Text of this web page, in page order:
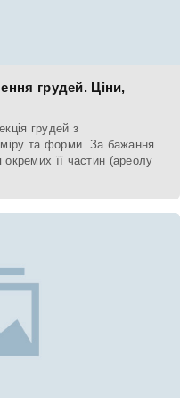
грудей. Ціни,
грудей з
та форми. За бажання
її частин (ареолу